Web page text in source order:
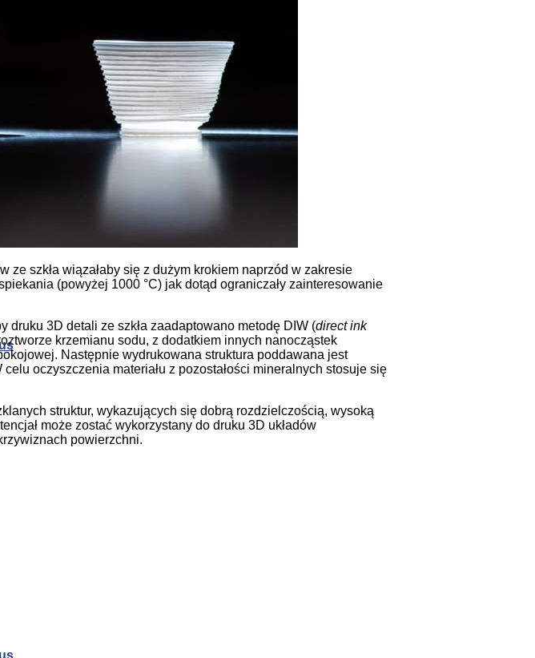
szkła wiązałaby się z dużym krokiem naprzód w zakresie
(powyżej 1000 °C) jak dotąd ograniczały zainteresowanie
druku 3D detali ze szkła zaadaptowano metodę DIW (direct ink
krzemianu sodu, z dodatkiem innych nanocząstek
Następnie wydrukowana struktura poddawana jest
oczyszczenia materiału z pozostałości mineralnych stosuje się
struktur, wykazujących się dobrą rozdzielczością, wysoką
może zostać wykorzystany do druku 3D układów
powierzchni.